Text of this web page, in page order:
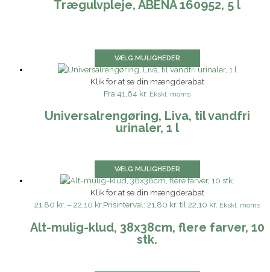
Trægulvpleje, ABENA 160952, 5 l
VÆLG MULIGHEDER
Klik for at se din mængderabat
Fra 41,64 kr. Ekskl. moms
Universalrengøring, Liva, til vandfri
urinaler, 1 l
VÆLG MULIGHEDER
Klik for at se din mængderabat
21,80 kr. – 22,10 kr.Prisinterval: 21,80 kr. til 22,10 kr. Ekskl. moms
Alt-mulig-klud, 38x38cm, flere farver, 10
stk.